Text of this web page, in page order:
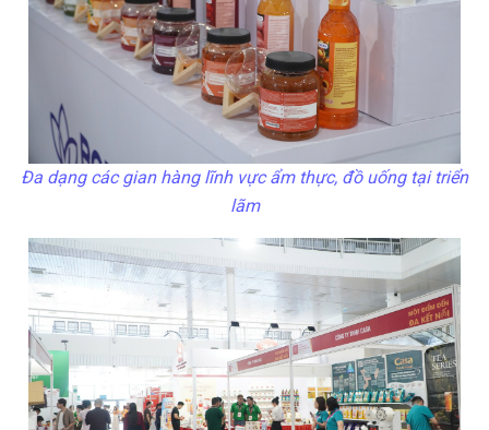
Đa dạng các gian hàng lĩnh vực ẩm thực, đồ uống tại triển
lãm